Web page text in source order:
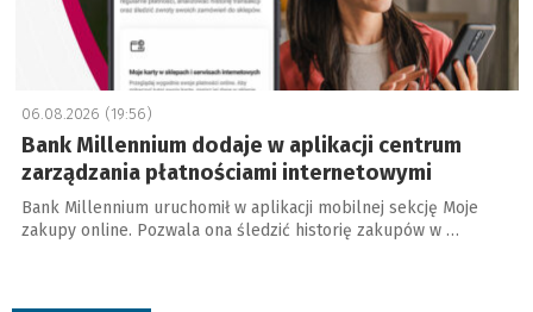
06.08.2026 (19:56)
Bank Millennium dodaje w aplikacji centrum
zarządzania płatnościami internetowymi
Bank Millennium uruchomił w aplikacji mobilnej sekcję Moje
zakupy online. Pozwala ona śledzić historię zakupów w …